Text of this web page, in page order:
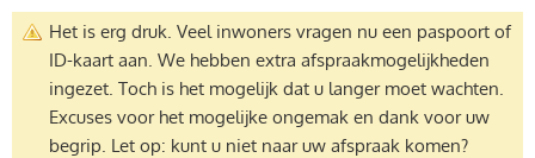
Het is erg druk. Veel inwoners vragen nu een paspoort of
ID-kaart aan. We hebben extra afspraakmogelijkheden
ingezet. Toch is het mogelijk dat u langer moet wachten.
Excuses voor het mogelijke ongemak en dank voor uw
begrip. Let op: kunt u niet naar uw afspraak komen?